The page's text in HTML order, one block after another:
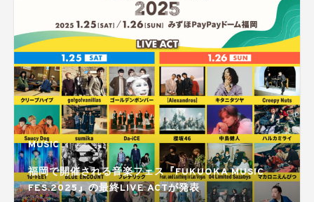
MUSIC
福岡で開催される音楽フェス『FUKUOKA MUSIC
FES.2025』の最終LIVE ACTが発表